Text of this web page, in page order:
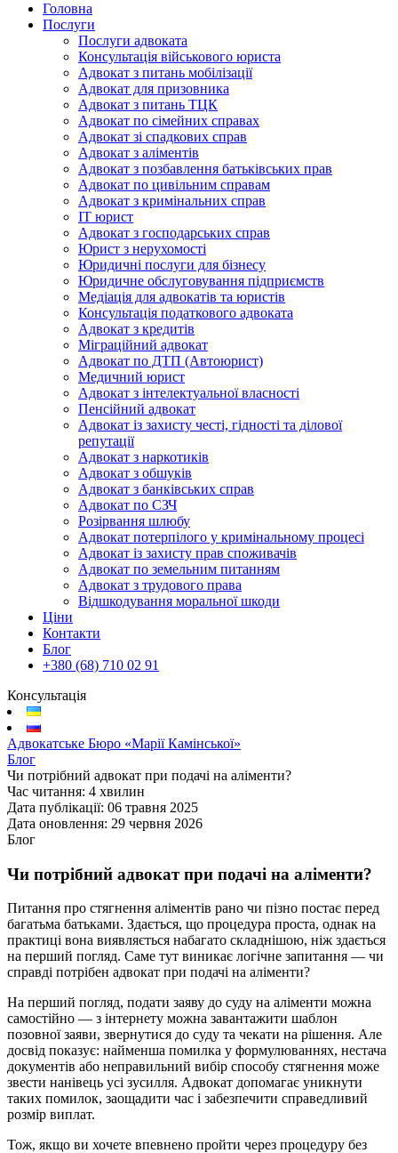
Головна
Послуги
Послуги адвоката
Консультація військового юриста
Адвокат з питань мобілізації
Адвокат для призовника
Адвокат з питань ТЦК
Адвокат по сімейних справах
Адвокат зі спадкових справ
Адвокат з аліментів
Адвокат з позбавлення батьківських прав
Адвокат по цивільним справам
Адвокат з кримінальних справ
IT юрист
Адвокат з господарських справ
Юрист з нерухомості
Юридичні послуги для бізнесу
Юридичне обслуговування підприємств
Медіація для адвокатів та юристів
Консультація податкового адвоката
Адвокат з кредитів
Міграційний адвокат
Адвокат по ДТП (Автоюрист)
Медичний юрист
Адвокат з інтелектуальної власності
Пенсійний адвокат
Адвокат із захисту честі, гідності та ділової
репутації
Адвокат з наркотиків
Адвокат з обшуків
Адвокат з банківських справ
Адвокат по СЗЧ
Розірвання шлюбу
Адвокат потерпілого у кримінальному процесі
Адвокат із захисту прав споживачів
Адвокат по земельним питанням
Адвокат з трудового права
Відшкодування моральної шкоди
Ціни
Контакти
Блог
+380 (68) 710 02 91
Консультація
Адвокатське Бюро «Марії Камінської»
Блог
Чи потрібний адвокат при подачі на аліменти?
Час читання: 4 хвилин
Дата публікації: 06 травня 2025
Дата оновлення: 29 червня 2026
Блог
Чи потрібний адвокат при подачі на аліменти?
Питання про стягнення аліментів рано чи пізно постає перед
багатьма батьками. Здається, що процедура проста, однак на
практиці вона виявляється набагато складнішою, ніж здається
на перший погляд. Саме тут виникає логічне запитання — чи
справді потрібен адвокат при подачі на аліменти?
На перший погляд, подати заяву до суду на аліменти можна
самостійно — з інтернету можна завантажити шаблон
позовної заяви, звернутися до суду та чекати на рішення. Але
досвід показує: найменша помилка у формулюваннях, нестача
документів або неправильний вибір способу стягнення може
звести нанівець усі зусилля. Адвокат допомагає уникнути
таких помилок, заощадити час і забезпечити справедливий
розмір виплат.
Тож, якщо ви хочете впевнено пройти через процедуру без